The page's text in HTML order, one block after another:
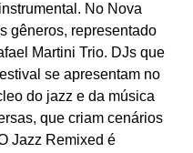
No Nova
gêneros, representado
Martini Trio. DJs que
se apresentam no
do jazz e da música
que criam cenários
Jazz Remixed é